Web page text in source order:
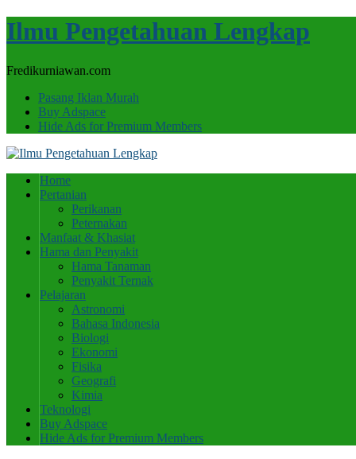
Ilmu Pengetahuan Lengkap
Fredikurniawan.com
Pasang Iklan Murah
Buy Adspace
Hide Ads for Premium Members
Home
Pertanian
Perikanan
Peternakan
Manfaat & Khasiat
Hama dan Penyakit
Hama Tanaman
Penyakit Ternak
Pelajaran
Astronomi
Bahasa Indonesia
Biologi
Ekonomi
Fisika
Geografi
Kimia
Teknologi
Buy Adspace
Hide Ads for Premium Members